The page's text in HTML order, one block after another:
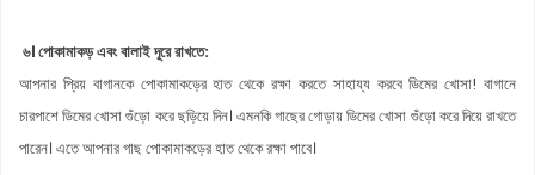
৬। পোকামাকড় এবং বালাই দূরে রাখতে:
আপনার প্রিয় বাগানকে পোকামাকড়ের হাত থেকে রক্ষা করতে সাহায্য করবে ডিমের খোসা! বাগানে
চারপাশে ডিমের খোসা গুঁড়ো করে ছড়িয়ে দিন। এমনকি গাছের গোড়ায় ডিমের খোসা গুঁড়ো করে দিয়ে রাখতে
পারেন। এতে আপনার গাছ পোকামাকড়ের হাত থেকে রক্ষা পাবে।